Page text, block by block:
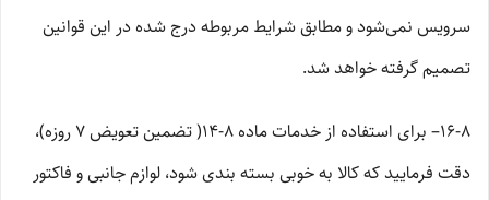
سرویس نمی‏‌شود و مطابق شرایط مربوطه درج شده در این قوانین
تصمیم گرفته خواهد شد.
۱۶-۸– برای استفاده از خدمات ماده ۸-۱۴( تضمین تعویض ۷ روزه)،
دقت فرمایید که کالا به ‏خوبی بسته ‌بندی شود، لوازم جانبی و فاکتور